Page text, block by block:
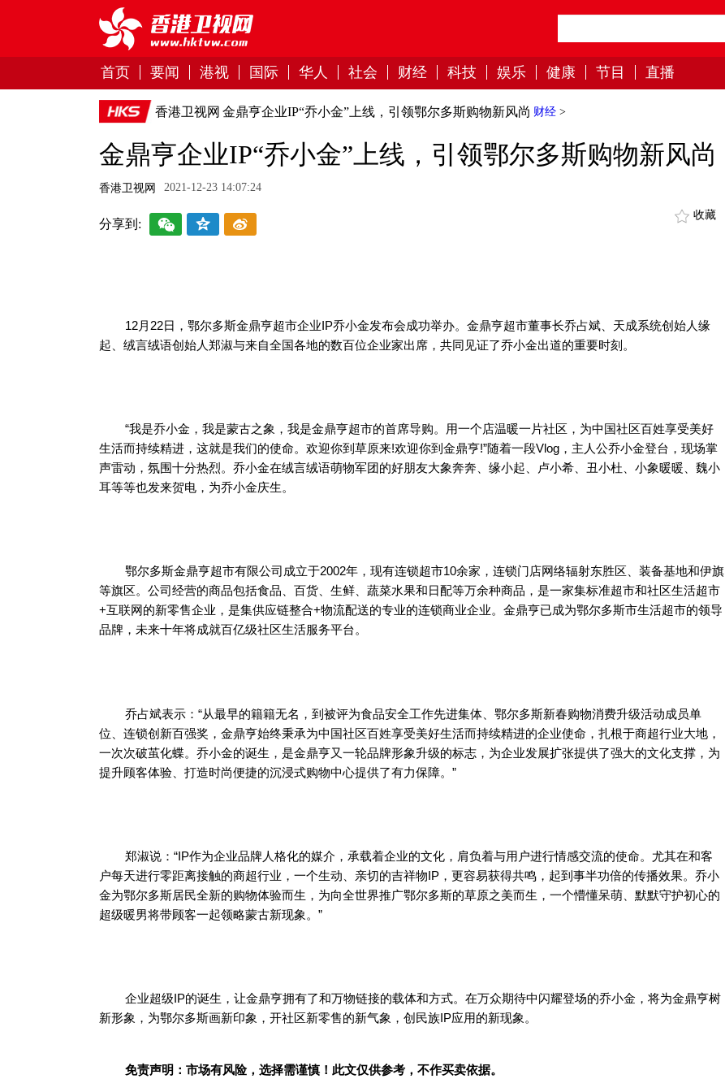
首页 要闻 港视 国际 华人 社会 财经 科技 娱乐 健康 节目 直播
香港卫视网 财经 >
金鼎亨企业IP“乔小金”上线，引领鄂尔多斯购物新风尚
金鼎亨企业IP“乔小金”上线，引领鄂尔多斯购物新风尚
香港卫视网 2021-12-23 14:07:24
分享到:
收藏
12月22日，鄂尔多斯金鼎亨超市企业IP乔小金发布会成功举办。金鼎亨超市董事长乔占斌、天成系统创始人缘
起、绒言绒语创始人郑淑与来自全国各地的数百位企业家出席，共同见证了乔小金出道的重要时刻。
“我是乔小金，我是蒙古之象，我是金鼎亨超市的首席导购。用一个店温暖一片社区，为中国社区百姓享受美好
生活而持续精进，这就是我们的使命。欢迎你到草原来!欢迎你到金鼎亨!”随着一段Vlog，主人公乔小金登台，现场掌
声雷动，氛围十分热烈。乔小金在绒言绒语萌物军团的好朋友大象奔奔、缘小起、卢小希、丑小杜、小象暖暖、魏小
耳等等也发来贺电，为乔小金庆生。
鄂尔多斯金鼎亨超市有限公司成立于2002年，现有连锁超市10余家，连锁门店网络辐射东胜区、装备基地和伊旗
等旗区。公司经营的商品包括食品、百货、生鲜、蔬菜水果和日配等万余种商品，是一家集标准超市和社区生活超市
+互联网的新零售企业，是集供应链整合+物流配送的专业的连锁商业企业。金鼎亨已成为鄂尔多斯市生活超市的领导
品牌，未来十年将成就百亿级社区生活服务平台。
乔占斌表示：“从最早的籍籍无名，到被评为食品安全工作先进集体、鄂尔多斯新春购物消费升级活动成员单
位、连锁创新百强奖，金鼎亨始终秉承为中国社区百姓享受美好生活而持续精进的企业使命，扎根于商超行业大地，
一次次破茧化蝶。乔小金的诞生，是金鼎亨又一轮品牌形象升级的标志，为企业发展扩张提供了强大的文化支撑，为
提升顾客体验、打造时尚便捷的沉浸式购物中心提供了有力保障。”
郑淑说：“IP作为企业品牌人格化的媒介，承载着企业的文化，肩负着与用户进行情感交流的使命。尤其在和客
户每天进行零距离接触的商超行业，一个生动、亲切的吉祥物IP，更容易获得共鸣，起到事半功倍的传播效果。乔小
金为鄂尔多斯居民全新的购物体验而生，为向全世界推广鄂尔多斯的草原之美而生，一个懵懂呆萌、默默守护初心的
超级暖男将带顾客一起领略蒙古新现象。”
企业超级IP的诞生，让金鼎亨拥有了和万物链接的载体和方式。在万众期待中闪耀登场的乔小金，将为金鼎亨树
新形象，为鄂尔多斯画新印象，开社区新零售的新气象，创民族IP应用的新现象。
免责声明：市场有风险，选择需谨慎！此文仅供参考，不作买卖依据。